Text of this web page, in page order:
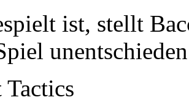
ist, stellt
Tactics